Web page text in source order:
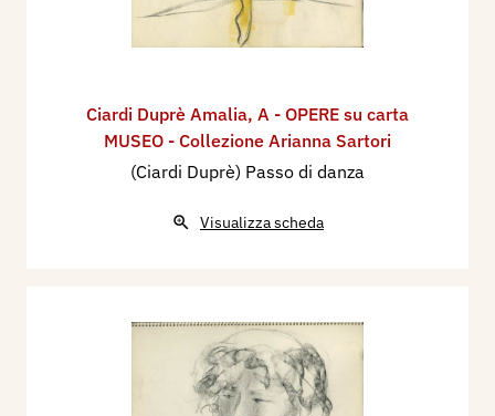
Ciardi Duprè Amalia, A - OPERE su carta
MUSEO - Collezione Arianna Sartori
(Ciardi Duprè) Passo di danza
Visualizza scheda